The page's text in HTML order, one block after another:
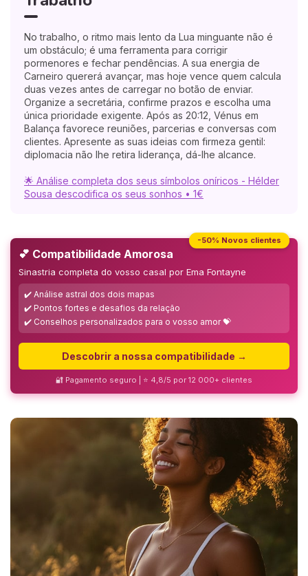
No trabalho, o ritmo mais lento da Lua minguante não é
um obstáculo; é uma ferramenta para corrigir
pormenores e fechar pendências. A sua energia de
Carneiro quererá avançar, mas hoje vence quem calcula
duas vezes antes de carregar no botão de enviar.
Organize a secretária, confirme prazos e escolha uma
única prioridade exigente. Após as 20:12, Vénus em
Balança favorece reuniões, parcerias e conversas com
clientes. Apresente as suas ideias com firmeza gentil:
diplomacia não lhe retira liderança, dá-lhe alcance.
🌟 Análise completa dos seus símbolos oníricos - Hélder
Sousa descodifica os seus sonhos • 1€
-50% Novos clientes
💕 Compatibilidade Amorosa
Sinastria completa do vosso casal por Ema Fontayne
✔️ Análise astral dos dois mapas
✔️ Pontos fortes e desafios da relação
✔️ Conselhos personalizados para o vosso amor 💝
Descobrir a nossa compatibilidade →
🔐 Pagamento seguro | ⭐ 4,8/5 por 12 000+ clientes